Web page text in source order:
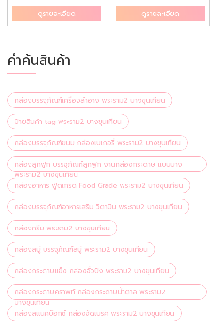
ดูรายละเอียด ดูรายละเอียด
คำค้นสินค้า
กล่องบรรจุภัณฑ์เครื่องสำอาง พระราม2 บางขุนเทียน
ป้ายสินค้า tag พระราม2 บางขุนเทียน
กล่องบรรจุภัณฑ์ขนม กล่องเบเกอรี่ พระราม2 บางขุนเทียน
กล่องลูกฟูก บรรจุภัณฑ์ลูกฟูก งานกล่องกระดาษ แบบบาง
พระราม2 บางขุนเทียน
กล่องอาหาร ฟู้ดเกรด Food Grade พระราม2 บางขุนเทียน
กล่องบรรจุภัณฑ์อาหารเสริม วิตามิน พระราม2 บางขุนเทียน
กล่องครีม พระราม2 บางขุนเทียน
กล่องสบู่ บรรจุภัณฑ์สบู่ พระราม2 บางขุนเทียน
กล่องกระดาษแข็ง กล่องจั่วปัง พระราม2 บางขุนเทียน
กล่องกระดาษคราฟท์ กล่องกระดาษน้ำตาล พระราม2
บางขุนเทียน
กล่องสแนคบ๊อกซ์ กล่องจัดเบรค พระราม2 บางขุนเทียน